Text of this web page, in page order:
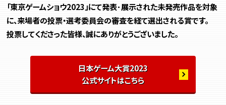
「東京ゲームショウ2023」にて発表･展示された未発売作品を対象
に、来場者の投票・選考委員会の審査を経て選出される賞です。
投票してくださった皆様、誠にありがとうございました。
日本ゲーム大賞2023
公式サイトはこちら